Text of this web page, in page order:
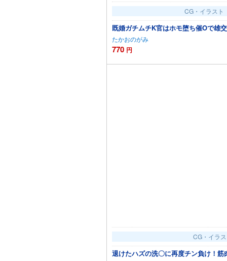
CG・イラスト
既婚ガチムチK官はホモ堕ち催Oで雄
たかおのがみ
770 円
CG・イラ
退けたハズの洗〇に再度チン負け！